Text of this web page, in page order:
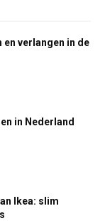
en verlangen in de
in Nederland
Ikea: slim